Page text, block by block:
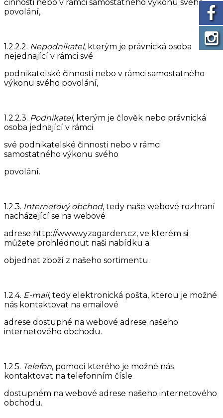
činnosti nebo v rámci samostatného výkonu svého
povolání,
1.2.2.2. Nepodnikatel, kterým je právnická osoba
nejednající v rámci své
podnikatelské činnosti nebo v rámci samostatného
výkonu svého povolání,
1.2.2.3. Podnikatel, kterým je člověk nebo právnická
osoba jednající v rámci
své podnikatelské činnosti nebo v rámci
samostatného výkonu svého
povolání.
1.2.3. Internetový obchod, tedy naše webové rozhraní
nacházející se na webové
adrese http://www.vyzagarden.cz, ve kterém si
můžete prohlédnout naši nabídku a
objednat zboží z našeho sortimentu.
1.2.4. E-mail, tedy elektronická pošta, kterou je možné
nás kontaktovat na emailové
adrese dostupné na webové adrese našeho
internetového obchodu.
1.2.5. Telefon, pomocí kterého je možné nás
kontaktovat na telefonním čísle
dostupném na webové adrese našeho internetového
obchodu.